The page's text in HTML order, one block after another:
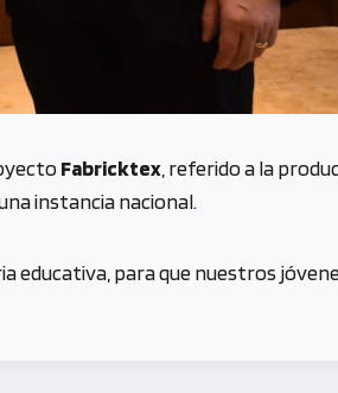
Fabricktex , referido a la
instancia nacional.
educativa, para que nuestros